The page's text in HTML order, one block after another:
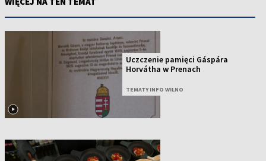
Uczczenie pamięci Gáspára
Horvátha w Prenach
TEMATY INFO WILNO